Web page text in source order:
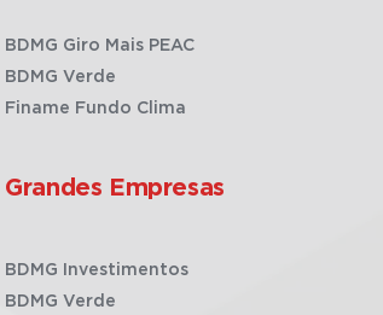
BDMG Giro Mais PEAC
BDMG Verde
Finame Fundo Clima
Grandes Empresas
BDMG Investimentos
BDMG Verde